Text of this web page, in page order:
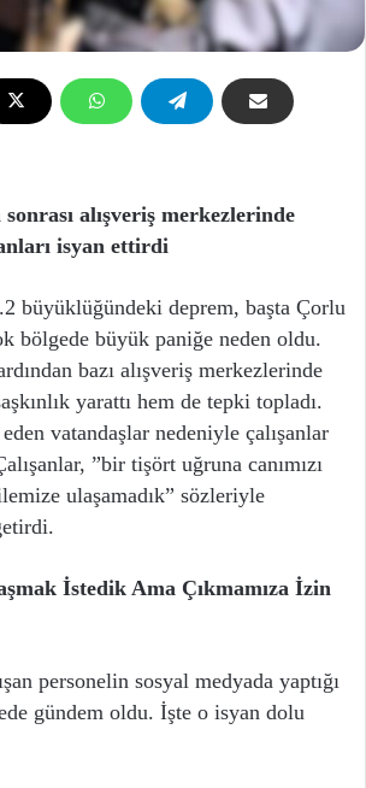
alışveriş merkezlerinde
isyan ettirdi
büyüklüğündeki deprem, başta Çorlu
bölgede büyük paniğe neden oldu.
bazı alışveriş merkezlerinde
yarattı hem de tepki topladı.
vatandaşlar nedeniyle çalışanlar
”bir tişört uğruna canımızı
ulaşamadık” sözleriyle
İstedik Ama Çıkmamıza İzin
personelin sosyal medyada yaptığı
gündem oldu. İşte o isyan dolu